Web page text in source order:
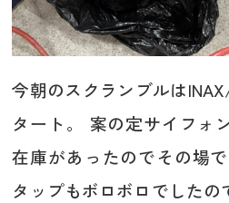
今朝のスクランブルは
タート。 案の定サイフォ
在庫があったのでその場
タップもボロボロでした